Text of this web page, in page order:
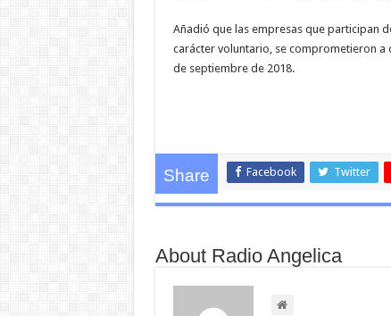
Añadió que las empresas que participan
carácter voluntario, se comprometieron a
de septiembre de 2018.
Share Facebook Twitter
About Radio Angelica